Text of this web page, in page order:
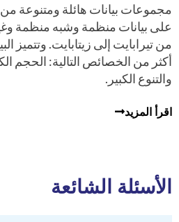
مجموعات بيانات هائلة ومتنوعة
على بيانات منظمة وشبه منظمة
من تيرابايت إلى زيتابايت. وتتميز
أكثر من الخصائص التالية: الحجم
والتنوع الكبير.
اقرأ المزيد
الأسئلة الشائعة